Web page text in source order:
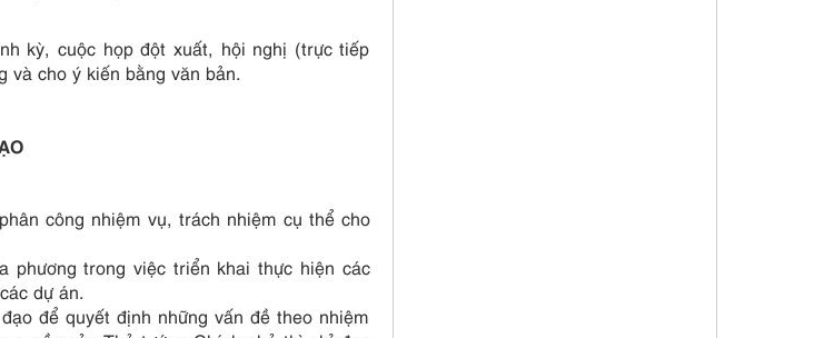
kỳ, cuộc họp đột xuất, hội nghị (trực tiếp
và cho ý kiến bằng văn bản.
công nhiệm vụ, trách nhiệm cụ thể cho
phương trong việc triển khai thực hiện các
dự án.
để quyết định những vấn đề theo nhiệm